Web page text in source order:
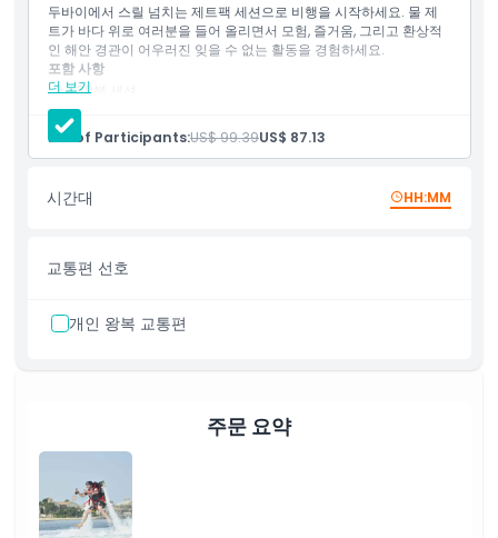
적합하지 않은 대상
알아야 할 사항
위치
취소 정책
두바이에서 스릴 넘치는 제트팩 세션으로 비행을 시작하세요. 물 제
트가 바다 위로 여러분을 들어 올리면서 모험, 즐거움, 그리고 환상적
인 해안 경관이 어우러진 잊을 수 없는 활동을 경험하세요.
더 보기
포함 사항
30분 세션
구명조끼
전문 개인 가이드
헬멧 사용
처음 10분 동안, 아워 워터 스포츠 두바이 전문 강사가 장비 사용
No. of Participants:US$ 99.39US$ 87.13
시간대 HH:MM
교통편 선호
개인 왕복 교통편
주문 요약